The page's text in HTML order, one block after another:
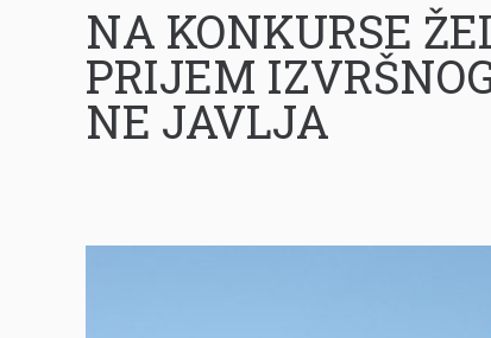
NA KONKURSE
PRIJEM
NE JAVLJA